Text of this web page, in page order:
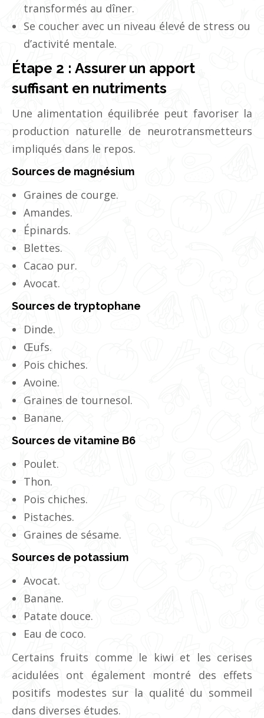
transformés au dîner.
Se coucher avec un niveau élevé de stress ou
d’activité mentale.
Étape 2 : Assurer un apport
suffisant en nutriments
Une alimentation équilibrée peut favoriser la
production naturelle de neurotransmetteurs
impliqués dans le repos.
Sources de magnésium
Graines de courge.
Amandes.
Épinards.
Blettes.
Cacao pur.
Avocat.
Sources de tryptophane
Dinde.
Œufs.
Pois chiches.
Avoine.
Graines de tournesol.
Banane.
Sources de vitamine B6
Poulet.
Thon.
Pois chiches.
Pistaches.
Graines de sésame.
Sources de potassium
Avocat.
Banane.
Patate douce.
Eau de coco.
Certains fruits comme le kiwi et les cerises
acidulées ont également montré des effets
positifs modestes sur la qualité du sommeil
dans diverses études.